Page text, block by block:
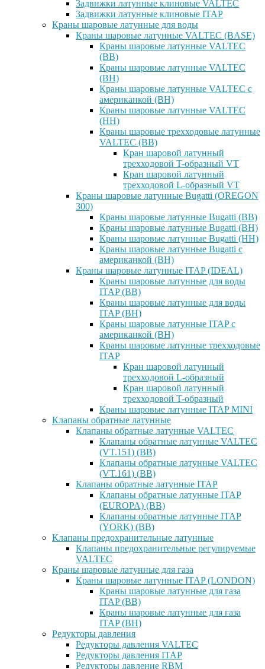
Задвижки латунные клиновые VALTEC
Задвижки латунные клиновые ITAP
Краны шаровые латунные для воды
Краны шаровые латунные VALTEC (BASE)
Краны шаровые латунные VALTEC
(ВВ)
Краны шаровые латунные VALTEC
(ВН)
Краны шаровые латунные VALTEC с
американкой (ВН)
Краны шаровые латунные VALTEC
(НН)
Краны шаровые трехходовые латунные
VALTEC (ВВ)
Кран шаровой латунный
трехходовой T-образный VT
Кран шаровой латунный
трехходовой L-образный VT
Краны шаровые латунные Bugatti (OREGON
300)
Краны шаровые латунные Bugatti (ВВ)
Краны шаровые латунные Bugatti (ВН)
Краны шаровые латунные Bugatti (НН)
Краны шаровые латунные Bugatti с
американкой (ВН)
Краны шаровые латунные ITAP (IDEAL)
Краны шаровые латунные для воды
ITAP (ВВ)
Краны шаровые латунные для воды
ITAP (ВН)
Краны шаровые латунные ITAP с
американкой (ВН)
Краны шаровые латунные трехходовые
ITAP
Кран шаровой латунный
трехходовой L-образный
Кран шаровой латунный
трехходовой T-образный
Краны шаровые латунные ITAP MINI
Клапаны обратные латунные
Клапаны обратные латунные VALTEC
Клапаны обратные латунные VALTEC
(VT.151) (ВВ)
Клапаны обратные латунные VALTEC
(VT.161) (ВВ)
Клапаны обратные латунные ITAP
Клапаны обратные латунные ITAP
(EUROPA) (ВВ)
Клапаны обратные латунные ITAP
(YORK) (ВВ)
Клапаны предохранительные латунные
Клапаны предохранительные регулируемые
VALTEC
Краны шаровые латунные для газа
Краны шаровые латунные ITAP (LONDON)
Краны шаровые латунные для газа
ITAP (ВВ)
Краны шаровые латунные для газа
ITAP (ВН)
Редукторы давления
Редукторы давления VALTEC
Редукторы давления ITAP
Редукторы давление RBM